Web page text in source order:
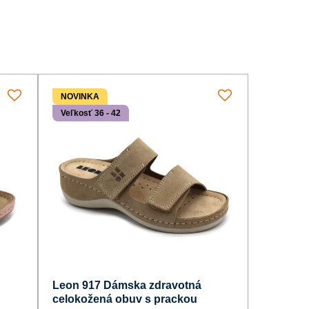
NOVINKA
Veľkosť 36 - 42
Leon 917 Dámska zdravotná
celokožená obuv s prackou